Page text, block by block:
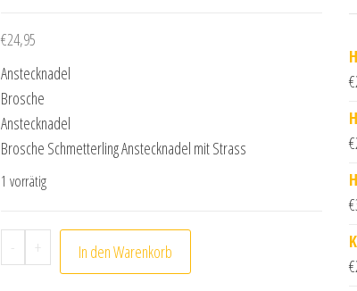
€24,95
Anstecknadel
Brosche
Anstecknadel
Brosche Schmetterling Anstecknadel mit Strass
1 vorrätig
- Schmetterling Brosche/Anstecknadel mit Strass
+ In den Warenkorb
€
€
€
€